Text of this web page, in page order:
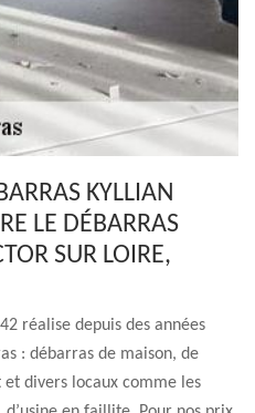
KYLLIAN
LE DÉBARRAS
SUR LOIRE,
réalise depuis des années
: débarras de maison, de
divers locaux comme les